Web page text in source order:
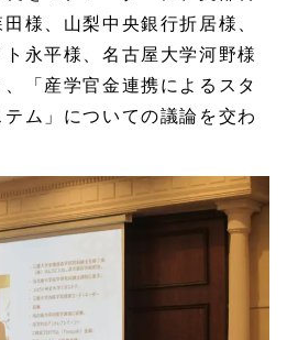
様、山梨中央銀行折居様、
永平様、名古屋大学河野様
「産学官金連携によるスタ
ム」についての議論を交わ